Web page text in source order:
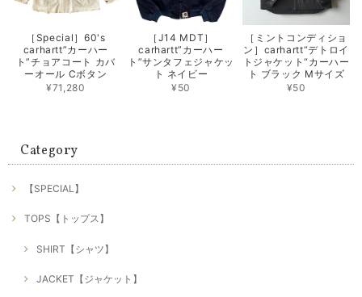
［Special］60's
carhartt”カーハー
ト”チョアコート カバ
ーオール Cボタン
¥71,280
［J14 MDT］
carhartt”カーハー
ト”サンタフェジャケッ
ト ネイビー
¥50
［ミントコンディショ
ン］carhartt“デトロイ
トジャケット“カーハー
ト ブラック Mサイズ
¥50
Category
【SPECIAL】
TOPS【トップス】
SHIRT【シャツ】
JACKET【ジャケット】